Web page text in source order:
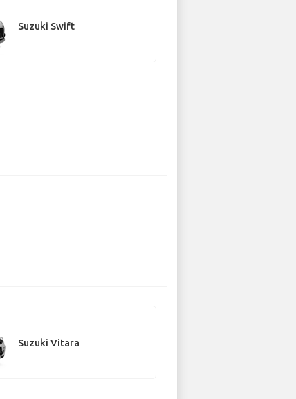
Suzuki Swift
Suzuki Vitara